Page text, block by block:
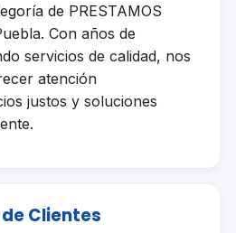
de PRESTAMOS
Con años de
servicios de calidad, nos
atención
justos y soluciones
Clientes